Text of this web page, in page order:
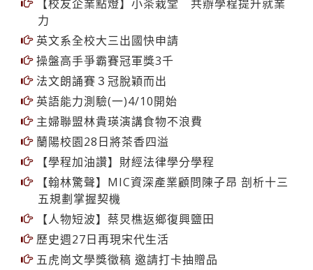
【校友企業點燈】小茶栽堂 共辦學程提升就業
力
英文系全校大三出國快申請
操盤高手爭霸賽冠軍獎3千
法文朗誦賽３冠脫穎而出
英語能力測驗(一)4/10開始
主婦聯盟林貴瑛演講食物不浪費
蘭陽校園28日將茶香四溢
【學程加油讚】財經法律學分學程
【翰林驚聲】MIC資深產業顧問陳子昂 剖析十三
五規劃掌握契機
【人物短波】蔡炅樵返鄉復興鹽田
歷史週27日再現宋代生活
五虎崗文學獎徵稿 邀請打卡抽贈品